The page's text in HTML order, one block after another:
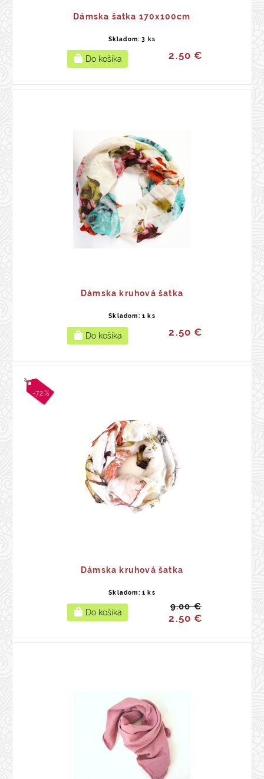
Dámska šatka 170x100cm
Skladom: 3 ks
2.50 €
Dámska kruhová šatka
Skladom: 1 ks
2.50 €
-72%
Dámska kruhová šatka
Skladom: 1 ks
9.00 €
2.50 €